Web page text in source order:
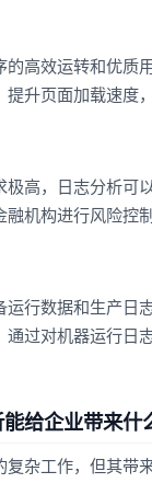
高效运转和优
升页面加载速度
高，日志分析可
机构进行风险控
行数据和生产日
过对机器运行
给企业带来什
杂工作，但其